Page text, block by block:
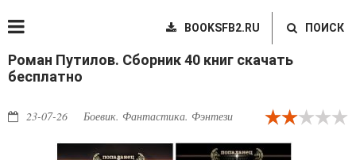
BOOKSFB2.RU ПОИСК
Роман Путилов. Сборник 40 книг скачать
бесплатно
23-07-26 Боевик. Фантастика. Фэнтези